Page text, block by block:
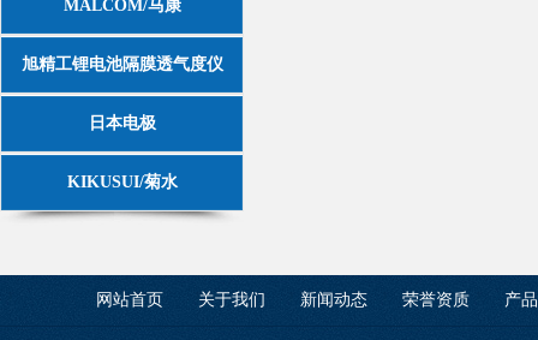
MALCOM/马康
旭精工锂电池隔膜透气度仪
日本电极
KIKUSUI/菊水
网站首页 关于我们 新闻动态 荣誉资质 产